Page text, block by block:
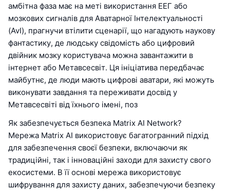
амбітна фаза має на меті використання ЕЕГ або
мозкових сигналів для Аватарної Інтелектуальності
(AvI), прагнучи втілити сценарії, що нагадують наукову
фантастику, де людську свідомість або цифровий
двійник мозку користувача можна завантажити в
інтернет або Метавсесвіт. Ця ініціатива передбачає
майбутнє, де люди мають цифрові аватари, які можуть
виконувати завдання та переживати досвід у
Метавсесвіті від їхнього імені, поз
Як забезпечується безпека Matrix AI Network?
Мережа Matrix AI використовує багатогранний підхід
для забезпечення своєї безпеки, включаючи як
традиційні, так і інноваційні заходи для захисту свого
екосистеми. В її основі мережа використовує
шифрування для захисту даних, забезпечуючи безпеку